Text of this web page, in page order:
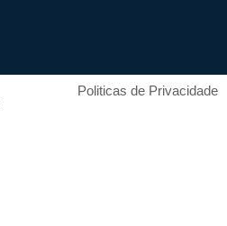
Politicas de Privacidade